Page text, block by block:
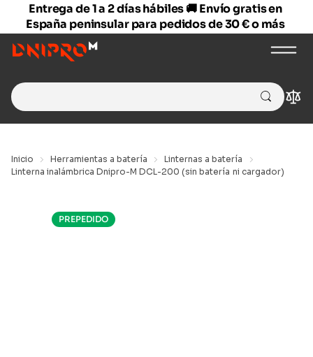
Entrega de 1 a 2 días hábiles 🚚 Envío gratis en
España peninsular para pedidos de 30 € o más
Search
for:
Inicio Herramientas a batería
Linternas a batería
Linterna inalámbrica Dnipro-M DCL-200 (sin batería ni cargador)
PREPEDIDO